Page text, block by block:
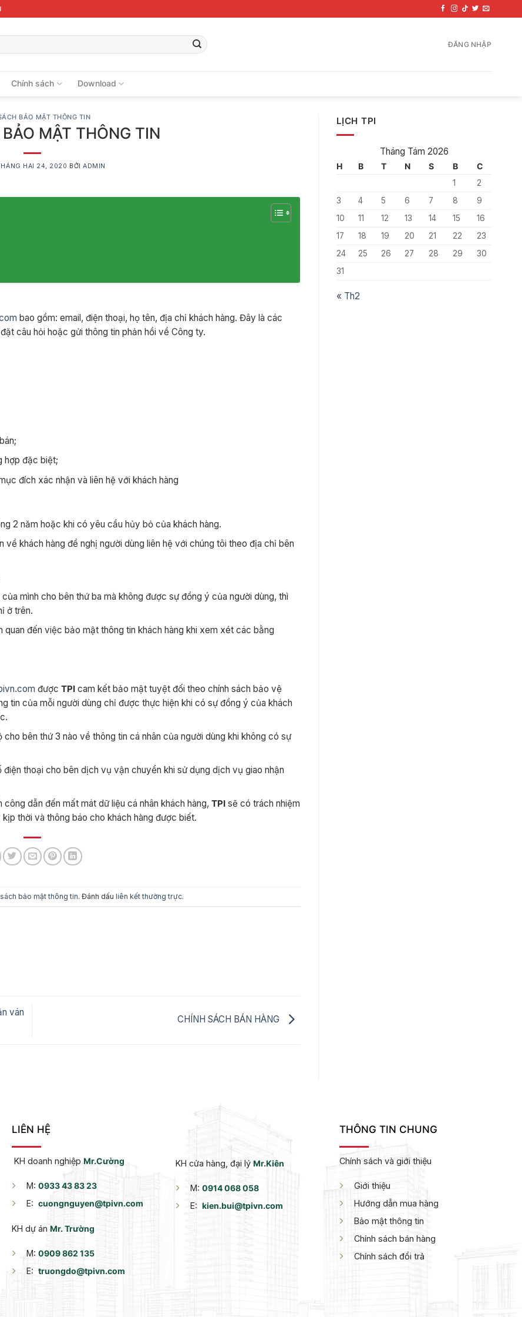
ĐĂNG NHẬP
Chính sách Download
BẢO MẬT THÔNG TIN
MẬT THÔNG TIN
HAI 24, 2020 BỞIADMIN
bao gồm: email, điện thoại, họ tên, địa chỉ khách hàng. Đây là các
câu hỏi hoặc gửi thông tin phản hồi về Công ty.
hợp đặc biệt;
đích xác nhận và liên hệ với khách hàng
2 năm hoặc khi có yêu cầu hủy bỏ của khách hàng.
khách hàng đề nghị người dùng liên hệ với chúng tôi theo địa chỉ bên
mình cho bên thứ ba mà không được sự đồng ý của người dùng, thì
ở trên.
đến việc bảo mật thông tin khách hàng khi xem xét các bằng
được TPIcam kết bảo mật tuyệt đối theo chính sách bảo vệ
tin của mỗi người dùng chỉ được thực hiện khi có sự đồng ý của khách
bên thứ 3 nào về thông tin cá nhân của người dùng khi không có sự
thoại cho bên dịch vụ vận chuyển khi sử dụng dịch vụ giao nhận
dẫn đến mất mát dữ liệu cá nhân khách hàng, TPIsẽ có trách nhiệm
thời và thông báo cho khách hàng được biết.
bảo mật thông tin. Đánh dấu liên kết thường trực.
ván
CHÍNH SÁCH BÁN HÀNG
LỊCH TPI
Tháng Tám 2026
H B T N S B
C
1
2
3
4 5 6 7 8
9
10
11 12 13 14 15
16
17
18 19 20 21 22
23
24
25 26 27 28 29
30
31
« Th2
LIÊN HỆ
KH doanh nghiệpMr.Cường
M:0933 43 83 23
E:cuongnguyen@tpivn.com
KH dự ánMr. Trường
M:0909 862 135
E:truongdo@tpivn.com
KH cửa hàng, đại lý Mr.Kiên
M: 0914 068 058
E: kien.bui@tpivn.com
THÔNG TIN CHUNG
Chính sách và giới thiệu
Giới thiệu
Hướng dẫn mua hàng
Bảo mật thông tin
Chính sách bán hàng
Chính sách đổi trả